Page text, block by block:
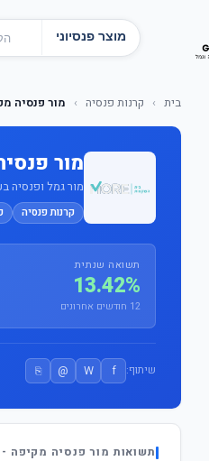
מוצר פנסיוני
בית › קרנות פנסיה › מור פנסיה
מור
מור גמל ופנסיה
קרנות פנסיה
תשואה שנתית
13.42%
12 חודשים אחרונים
שיתוף: f
W
@
⎘
תשואות מור פנסיה מקיפה